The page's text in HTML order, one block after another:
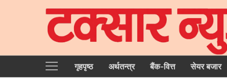
गृहपृष्‍ठ अर्थतन्त्र बैंक-वित्त सेयर बजार